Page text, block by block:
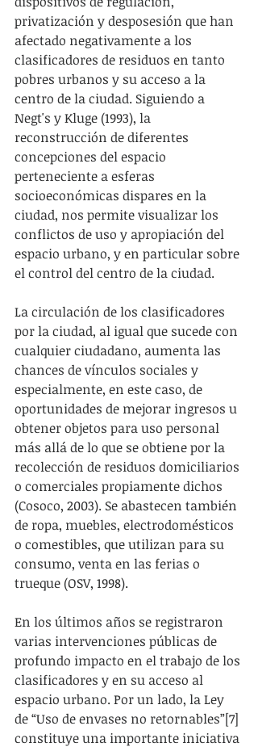
privatización y desposesión que han
afectado negativamente a los
clasificadores de residuos en tanto
pobres urbanos y su acceso a la
centro de la ciudad. Siguiendo a
Negt's y Kluge (1993), la
reconstrucción de diferentes
concepciones del espacio
perteneciente a esferas
socioeconómicas dispares en la
ciudad, nos permite visualizar los
conflictos de uso y apropiación del
espacio urbano, y en particular sobre
el control del centro de la ciudad.
La circulación de los clasificadores
por la ciudad, al igual que sucede con
cualquier ciudadano, aumenta las
chances de vínculos sociales y
especialmente, en este caso, de
oportunidades de mejorar ingresos u
obtener objetos para uso personal
más allá de lo que se obtiene por la
recolección de residuos domiciliarios
o comerciales propiamente dichos
(Cosoco, 2003). Se abastecen también
de ropa, muebles, electrodomésticos
o comestibles, que utilizan para su
consumo, venta en las ferias o
trueque (OSV, 1998).
En los últimos años se registraron
varias intervenciones públicas de
profundo impacto en el trabajo de los
clasificadores y en su acceso al
espacio urbano. Por un lado, la Ley
de “Uso de envases no retornables”[7]
constituye una importante iniciativa